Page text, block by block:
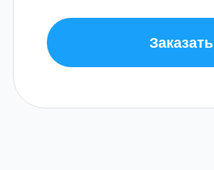
Заказать